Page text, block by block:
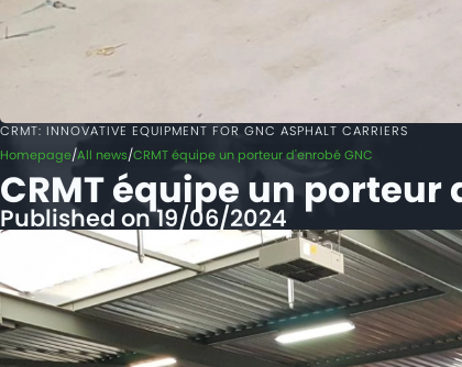
CRMT: INNOVATIVE EQUIPMENT FOR GNC ASPHALT CARRIERS
Homepage All news CRMT équipe un porteur d'enrobé GNC
CRMT équipe un porteur
Published on 19/06/2024